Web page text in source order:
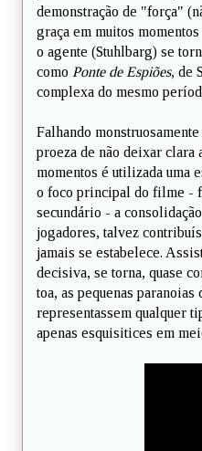
demonstração de "força"
graça em muitos
o agente (Stuhlbarg) se
como Ponte de Espiões, de
complexa do mesmo
Falhando
proeza de não deixar
momentos é utilizada uma
o foco principal do filme -
secundário - a
jogadores, talvez
jamais se estabelece.
decisiva, se torna, quase
toa, as pequenas
representassem qualquer
apenas esquisitices em